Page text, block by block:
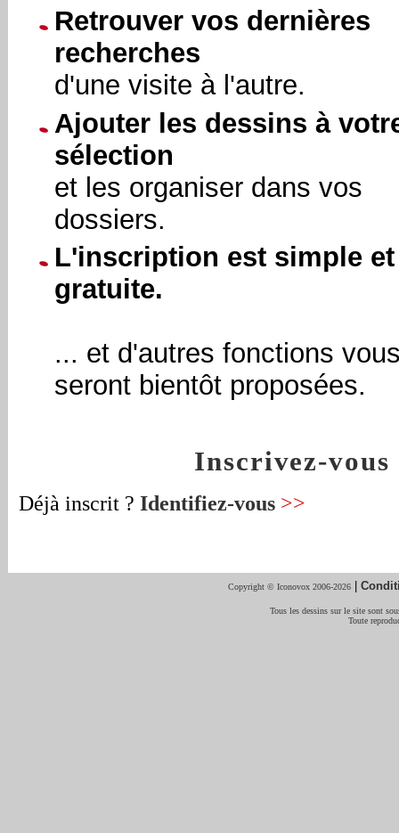
Retrouver vos dernières
recherches
d'une visite à l'autre.
Ajouter les dessins à
sélection
et les organiser dans vos
dossiers.
L'inscription est simple et
gratuite.
... et d'autres fonctions
seront bientôt proposées.
Inscrivez-vous
Déjà inscrit ? Identifiez-vous >>
Copyright © Iconovox 2006-2026 |
Tous les dessins sur le site sont
Toute